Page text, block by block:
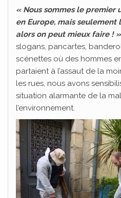
« Nous sommes le premier
en Europe, mais
alors on peut mieux faire !
slogans, pancartes,
scénettes où des hommes
partaient à l’assaut de la
les rues, nous avons
situation alarmante de la
l’environnement.